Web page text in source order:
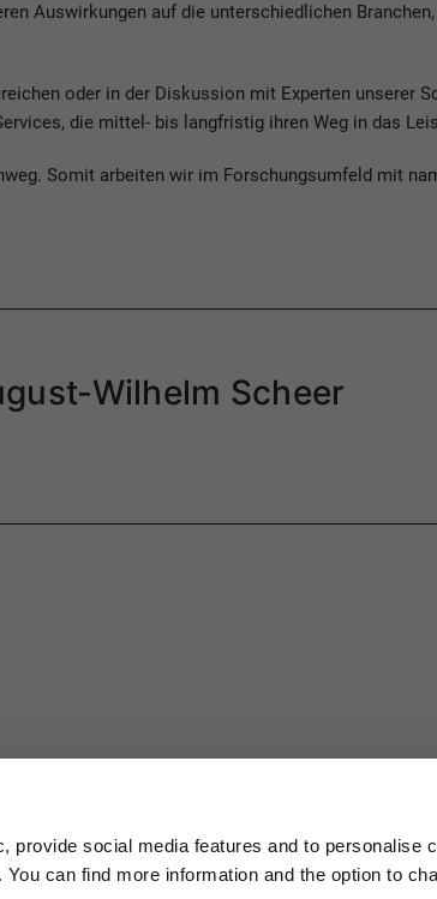
social media features and to personalise
can find more information and the option to
Auswirkungen auf die unterschiedlichen
oder in der Diskussion mit Experten unserer
die mittel- bis langfristig ihren Weg in das
Somit arbeiten wir im Forschungsumfeld mit
Wilhelm Scheer